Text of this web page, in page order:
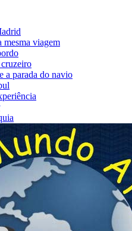
mesma viagem
a parada do navio